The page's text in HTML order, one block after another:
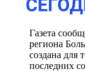
Газета
региона
создана для
последних